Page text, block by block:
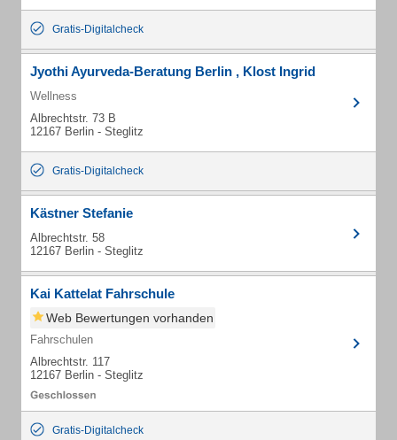
Gratis-Digitalcheck
Jyothi Ayurveda-Beratung Berlin , Klost Ingrid
Wellness
Albrechtstr. 73 B
12167 Berlin - Steglitz
Gratis-Digitalcheck
Kästner Stefanie
Albrechtstr. 58
12167 Berlin - Steglitz
Kai Kattelat Fahrschule
Web Bewertungen vorhanden
Fahrschulen
Albrechtstr. 117
12167 Berlin - Steglitz
Gratis-Digitalcheck